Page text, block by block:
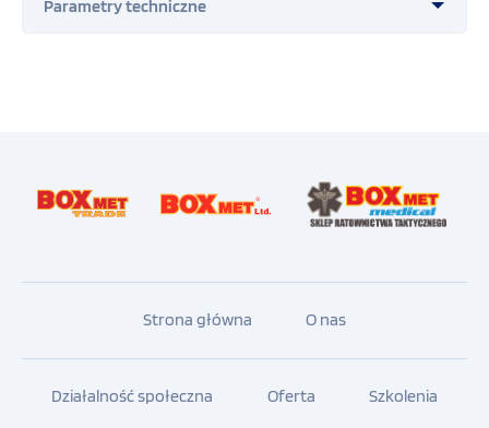
Cechy materiału - wszystkie użyte materiały są
wolne od toksyn, wolne od zanieczyszczeń,
Kolor - pomarańczowy
Strona główna O nas
Działalność społeczna Oferta Szkolenia